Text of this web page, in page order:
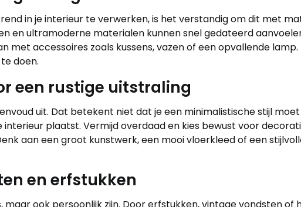
in je interieur te verwerken, is het verstandig om dit met
en ultramoderne materialen kunnen snel gedateerd
met accessoires zoals kussens, vazen of een opvallende lamp.
doen.
een rustige uitstraling
uit. Dat betekent niet dat je een minimalistische stijl
interieur plaatst. Vermijd overdaad en kies bewust voor
aan een groot kunstwerk, een mooi vloerkleed of een
en erfstukken
maar ook persoonlijk zijn. Door erfstukken, vintage vondsten of